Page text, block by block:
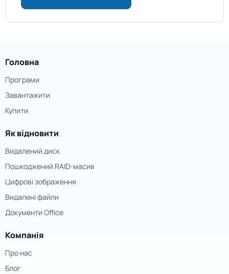
Головна
Програми
Завантажити
Купити
Як відновити
Видалений диск
Пошкоджений RAID-масив
Цифрові зображення
Видалені файли
Документи Office
Компанія
Про нас
Блог